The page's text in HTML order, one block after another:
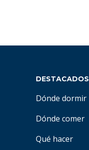
DESTACADOS
Dónde dormir
Dónde comer
Qué hacer